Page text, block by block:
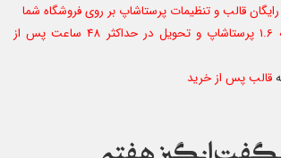
قالب و تنظیمات پرستاشاپ بر روی فروشگاه شما
سازگاری با نسخه 1.6 پرستاشاپ و تحویل در حداکثر 48 ساعت پس از
قالب پس از خرید
انگیز هفته